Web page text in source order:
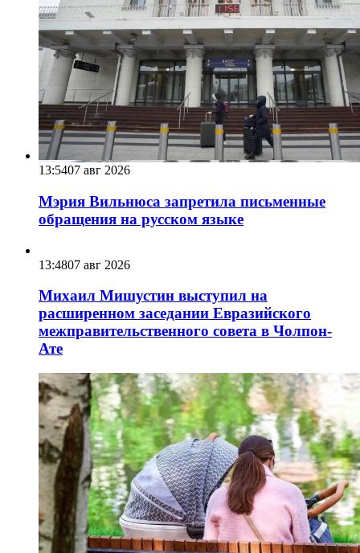
13:5407 авг 2026
Мэрия Вильнюса запретила письменные
обращения на русском языке
13:4807 авг 2026
Михаил Мишустин выступил на
расширенном заседании Евразийского
межправительственного совета в Чолпон-
Ате